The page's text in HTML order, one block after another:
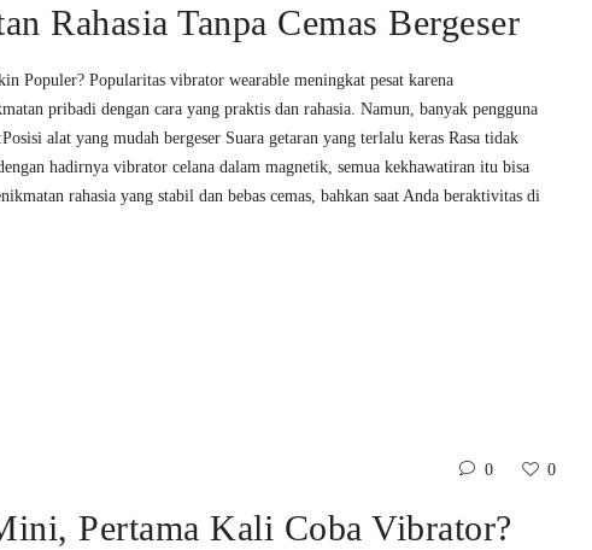
Rahasia Tanpa Cemas Bergeser
Populer? Popularitas vibrator wearable meningkat pesat karena
pribadi dengan cara yang praktis dan rahasia. Namun, banyak pengguna
alat yang mudah bergeser Suara getaran yang terlalu keras Rasa tidak
hadirnya vibrator celana dalam magnetik, semua kekhawatiran itu bisa
rahasia yang stabil dan bebas cemas, bahkan saat Anda beraktivitas di
0 0
Pertama Kali Coba Vibrator?